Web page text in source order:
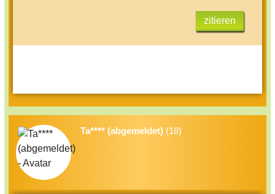
zitieren
Ta**** (abgemeldet) (18)